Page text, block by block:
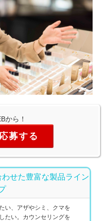
から！
募する
せた豊富な製品ライン
い、アザやシミ、クマを
たい。カウンセリングを